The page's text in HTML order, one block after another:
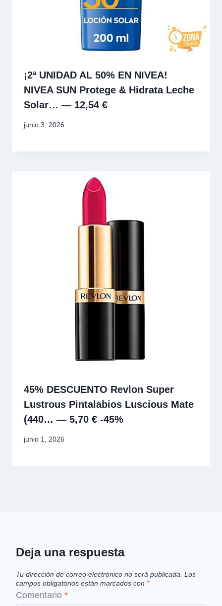
¡2ª UNIDAD AL 50% EN NIVEA!
NIVEA SUN Protege & Hidrata Leche
Solar… — 12,54 €
junio 3, 2026
45% DESCUENTO Revlon Super
Lustrous Pintalabios Luscious Mate
(440… — 5,70 € -45%
junio 1, 2026
Deja una respuesta
Tu dirección de correo electrónico no será publicada. Los
campos obligatorios están marcados con *
Comentario *